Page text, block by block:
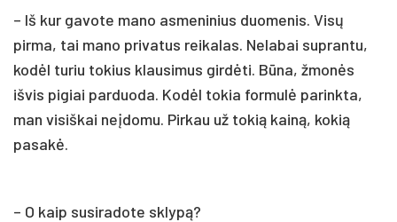
– Iš kur gavote mano asmeninius duomenis. Visų
pirma, tai mano privatus reikalas. Nelabai suprantu,
kodėl turiu tokius klausimus girdėti. Būna, žmonės
išvis pigiai parduoda. Kodėl tokia formulė parinkta,
man visiškai neįdomu. Pirkau už tokią kainą, kokią
pasakė.
– O kaip susiradote sklypą?